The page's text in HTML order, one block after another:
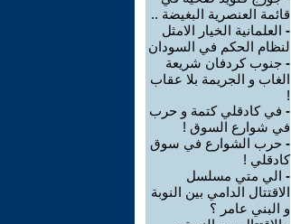
قائمة العنصرية البغيضة ..
- العلمانية الخيار الامثل
لنظام الحكم في السودان
- جنوب كردفان شريعة
الغاب و الجريمة بلا عقاب
!
- في كادقلي كتمة و حرب
في شوارع السوق !
- حرب الشوارع في سوق
كادقلي !
- الي متي مسلسل
الاقتتال الدامي بين النوبة
و البني عامر ؟